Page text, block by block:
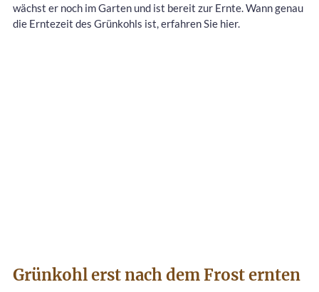
wächst er noch im Garten und ist bereit zur Ernte. Wann genau
die Erntezeit des Grünkohls ist, erfahren Sie hier.
Grünkohl erst nach dem Frost ernten